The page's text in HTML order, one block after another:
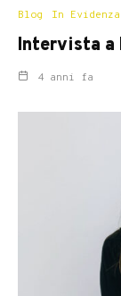
Blog In Evidenza
Intervista a
4 anni fa